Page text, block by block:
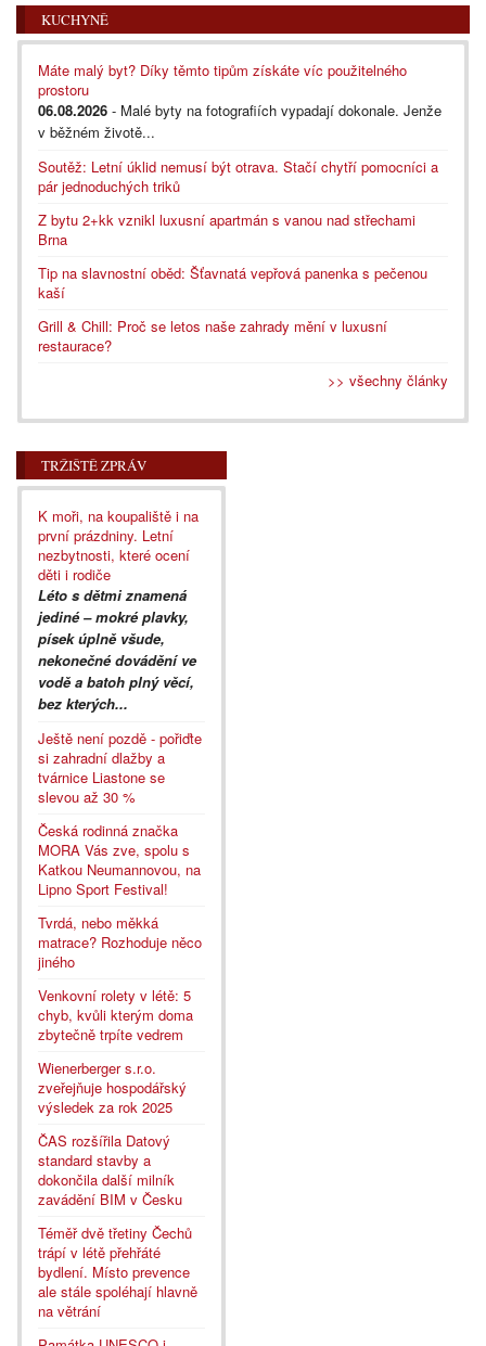
KUCHYNĚ
Máte malý byt? Díky těmto tipům získáte víc použitelného
prostoru
06.08.2026 - Malé byty na fotografiích vypadají dokonale. Jenže
v běžném životě...
Soutěž: Letní úklid nemusí být otrava. Stačí chytří pomocníci a
pár jednoduchých triků
Z bytu 2+kk vznikl luxusní apartmán s vanou nad střechami
Brna
Tip na slavnostní oběd: Šťavnatá vepřová panenka s pečenou
kaší
Grill & Chill: Proč se letos naše zahrady mění v luxusní
restaurace?
>> všechny články
TRŽIŠTĚ ZPRÁV
K moři, na koupaliště i na
první prázdniny. Letní
nezbytnosti, které ocení
děti i rodiče
Léto s dětmi znamená
jediné – mokré plavky,
písek úplně všude,
nekonečné dovádění ve
vodě a batoh plný věcí,
bez kterých...
Ještě není pozdě - pořiďte
si zahradní dlažby a
tvárnice Liastone se
slevou až 30 %
Česká rodinná značka
MORA Vás zve, spolu s
Katkou Neumannovou, na
Lipno Sport Festival!
Tvrdá, nebo měkká
matrace? Rozhoduje něco
jiného
Venkovní rolety v létě: 5
chyb, kvůli kterým doma
zbytečně trpíte vedrem
Wienerberger s.r.o.
zveřejňuje hospodářský
výsledek za rok 2025
ČAS rozšířila Datový
standard stavby a
dokončila další milník
zavádění BIM v Česku
Téměř dvě třetiny Čechů
trápí v létě přehřáté
bydlení. Místo prevence
ale stále spoléhají hlavně
na větrání